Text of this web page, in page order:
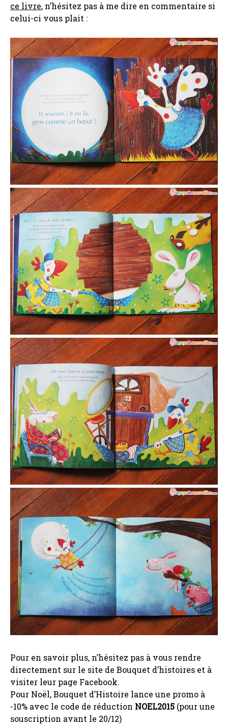
ce livre, n’hésitez pas à me dire en commentaire si
celui-ci vous plait :
Pour en savoir plus, n’hésitez pas à vous rendre
directement sur le site de Bouquet d’histoires et à
visiter leur page Facebook.
Pour Noël, Bouquet d’Histoire lance une promo à
-10% avec le code de réduction NOEL2015 (pour une
souscription avant le 20/12)